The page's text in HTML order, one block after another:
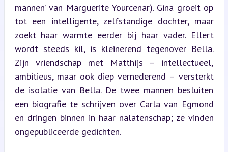
mannen’ van Marguerite Yourcenar). Gina groeit op
tot een intelligente, zelfstandige dochter, maar
zoekt haar warmte eerder bij haar vader. Ellert
wordt steeds kil, is kleinerend tegenover Bella.
Zijn vriendschap met Matthijs – intellectueel,
ambitieus, maar ook diep vernederend – versterkt
de isolatie van Bella. De twee mannen besluiten
een biografie te schrijven over Carla van Egmond
en dringen binnen in haar nalatenschap; ze vinden
ongepubliceerde gedichten.